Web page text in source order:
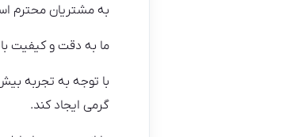
به مشتریان محترم
ما به دقت و کیفیت
گرمی ایجاد کند.